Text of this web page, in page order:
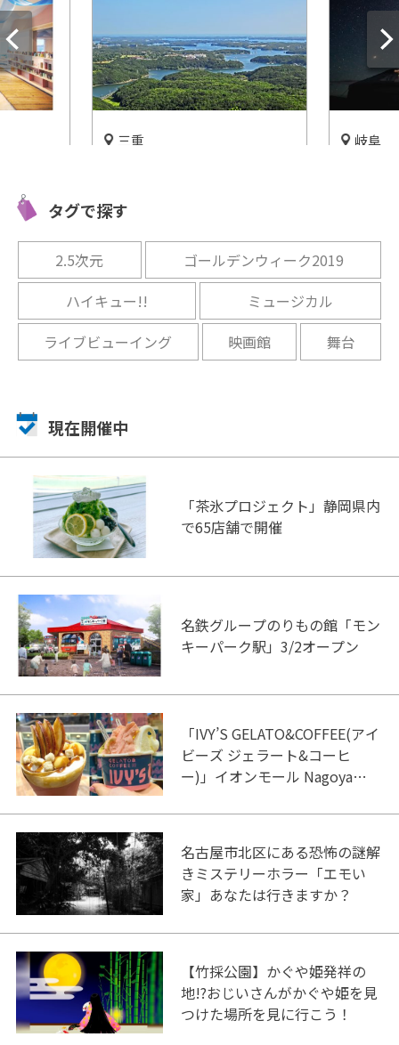
ーレ
三重
「MieMu」
岐阜
タグで探す
2.5次元
ゴールデンウィーク2019
ハイキュー!!
ミュージカル
ライブビューイング
映画館 舞台
現在開催中
「茶氷プロジェクト」静岡県内
で65店舗で開催
名鉄グループのりもの館「モン
キーパーク駅」3/2オープン
「IVY’S GELATO&COFFEE(アイ
ビーズ ジェラート&コーヒ
ー)」イオンモール Nagoya
名古屋市北区にある恐怖の謎解
きミステリーホラー「エモい
家」あなたは行きますか？
【竹採公園】かぐや姫発祥の
地!?おじいさんがかぐや姫を見
つけた場所を見に行こう！